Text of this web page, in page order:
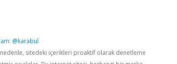
@karabul
nedenle, sitedeki içerikleri proaktif olarak denetleme